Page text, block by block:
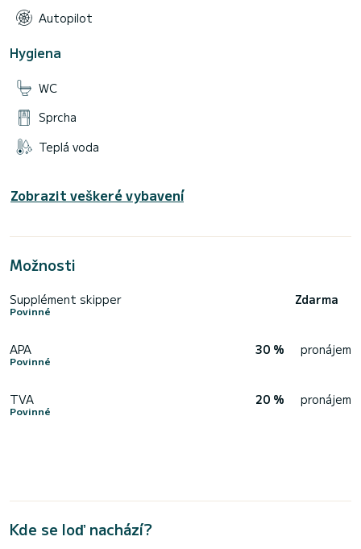
Autopilot
Hygiena
WC
Sprcha
Teplá voda
Zobrazit veškeré vybavení
Možnosti
Supplément skipper
Povinné
Zdarma
APA
Povinné
30 % pronájem
TVA
Povinné
20 % pronájem
Kde se loď nachází?